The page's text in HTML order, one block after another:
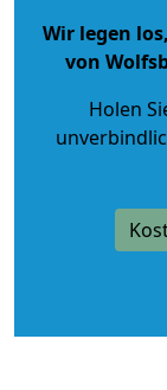
Wir legen
von
Holen